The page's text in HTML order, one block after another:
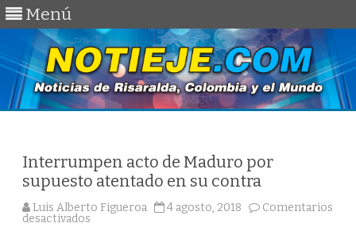
Menú
Interrumpen acto de Maduro por
supuesto atentado en su contra
Luis Alberto Figueroa 4 agosto, 2018
Comentarios
desactivados